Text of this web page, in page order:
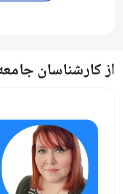
از کارشناسان